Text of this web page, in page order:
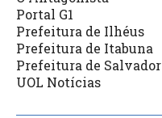
Portal G1
Prefeitura de Ilhéus
Prefeitura de Itabuna
Prefeitura de Salvador
UOL Notícias